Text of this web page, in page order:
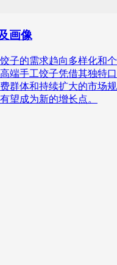
画像
子的需求趋向多样化
端手工饺子凭借其独特
群体和持续扩大的市
望成为新的增长点。